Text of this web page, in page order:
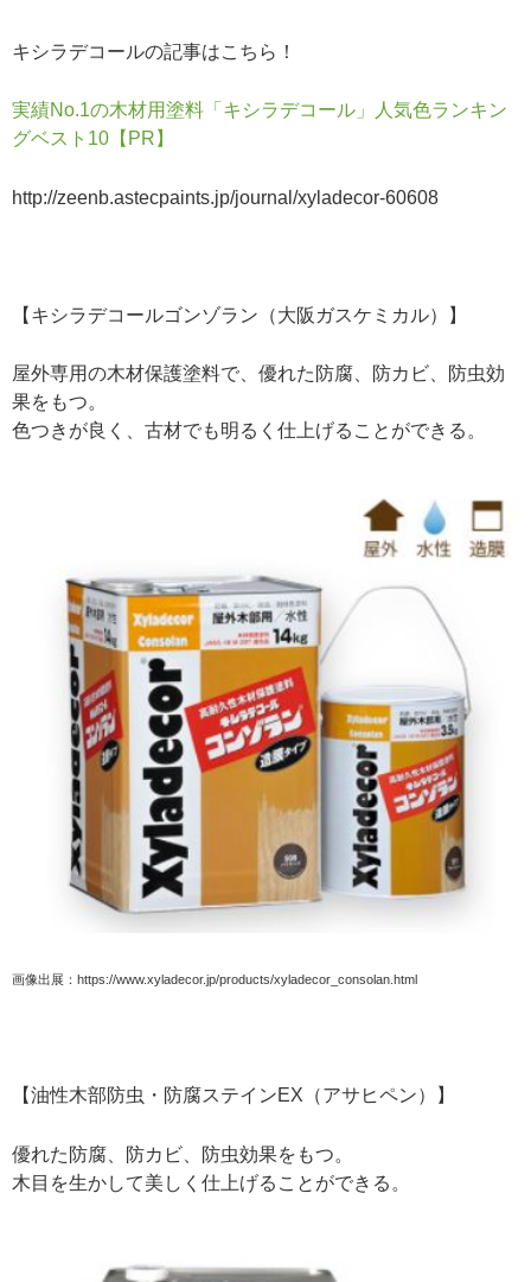
キシラデコールの記事はこちら！
実績No.1の木材用塗料「キシラデコール」人気色ランキン
グベスト10【PR】
http://zeenb.astecpaints.jp/journal/xyladecor-60608
【キシラデコールゴンゾラン（大阪ガスケミカル）】
屋外専用の木材保護塗料で、優れた防腐、防カビ、防虫効
果をもつ。
色つきが良く、古材でも明るく仕上げることができる。
画像出展：https://www.xyladecor.jp/products/xyladecor_consolan.html
【油性木部防虫・防腐ステインEX（アサヒペン）】
優れた防腐、防カビ、防虫効果をもつ。
木目を生かして美しく仕上げることができる。